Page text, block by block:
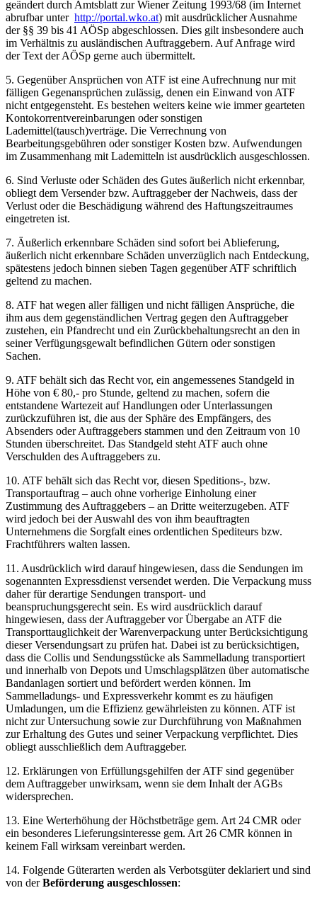
geändert durch Amtsblatt zur Wiener Zeitung 1993/68 (im Internet
abrufbar unter http://portal.wko.at) mit ausdrücklicher Ausnahme
der §§ 39 bis 41 AÖSp abgeschlossen. Dies gilt insbesondere auch
im Verhältnis zu ausländischen Auftraggebern. Auf Anfrage wird
der Text der AÖSp gerne auch übermittelt.
5. Gegenüber Ansprüchen von ATF ist eine Aufrechnung nur mit
fälligen Gegenansprüchen zulässig, denen ein Einwand von ATF
nicht entgegensteht. Es bestehen weiters keine wie immer gearteten
Kontokorrentvereinbarungen oder sonstigen
Lademittel(tausch)verträge. Die Verrechnung von
Bearbeitungsgebühren oder sonstiger Kosten bzw. Aufwendungen
im Zusammenhang mit Lademitteln ist ausdrücklich ausgeschlossen.
6. Sind Verluste oder Schäden des Gutes äußerlich nicht erkennbar,
obliegt dem Versender bzw. Auftraggeber der Nachweis, dass der
Verlust oder die Beschädigung während des Haftungszeitraumes
eingetreten ist.
7. Äußerlich erkennbare Schäden sind sofort bei Ablieferung,
äußerlich nicht erkennbare Schäden unverzüglich nach Entdeckung,
spätestens jedoch binnen sieben Tagen gegenüber ATF schriftlich
geltend zu machen.
8. ATF hat wegen aller fälligen und nicht fälligen Ansprüche, die
ihm aus dem gegenständlichen Vertrag gegen den Auftraggeber
zustehen, ein Pfandrecht und ein Zurückbehaltungsrecht an den in
seiner Verfügungsgewalt befindlichen Gütern oder sonstigen
Sachen.
9. ATF behält sich das Recht vor, ein angemessenes Standgeld in
Höhe von € 80,- pro Stunde, geltend zu machen, sofern die
entstandene Wartezeit auf Handlungen oder Unterlassungen
zurückzuführen ist, die aus der Sphäre des Empfängers, des
Absenders oder Auftraggebers stammen und den Zeitraum von 10
Stunden überschreitet. Das Standgeld steht ATF auch ohne
Verschulden des Auftraggebers zu.
10. ATF behält sich das Recht vor, diesen Speditions-, bzw.
Transportauftrag – auch ohne vorherige Einholung einer
Zustimmung des Auftraggebers – an Dritte weiterzugeben. ATF
wird jedoch bei der Auswahl des von ihm beauftragten
Unternehmens die Sorgfalt eines ordentlichen Spediteurs bzw.
Frachtführers walten lassen.
11. Ausdrücklich wird darauf hingewiesen, dass die Sendungen im
sogenannten Expressdienst versendet werden. Die Verpackung muss
daher für derartige Sendungen transport- und
beanspruchungsgerecht sein. Es wird ausdrücklich darauf
hingewiesen, dass der Auftraggeber vor Übergabe an ATF die
Transporttauglichkeit der Warenverpackung unter Berücksichtigung
dieser Versendungsart zu prüfen hat. Dabei ist zu berücksichtigen,
dass die Collis und Sendungsstücke als Sammelladung transportiert
und innerhalb von Depots und Umschlagsplätzen über automatische
Bandanlagen sortiert und befördert werden können. Im
Sammelladungs- und Expressverkehr kommt es zu häufigen
Umladungen, um die Effizienz gewährleisten zu können. ATF ist
nicht zur Untersuchung sowie zur Durchführung von Maßnahmen
zur Erhaltung des Gutes und seiner Verpackung verpflichtet. Dies
obliegt ausschließlich dem Auftraggeber.
12. Erklärungen von Erfüllungsgehilfen der ATF sind gegenüber
dem Auftraggeber unwirksam, wenn sie dem Inhalt der AGBs
widersprechen.
13. Eine Werterhöhung der Höchstbeträge gem. Art 24 CMR oder
ein besonderes Lieferungsinteresse gem. Art 26 CMR können in
keinem Fall wirksam vereinbart werden.
14. Folgende Güterarten werden als Verbotsgüter deklariert und sind
von derBeförderung ausgeschlossen: